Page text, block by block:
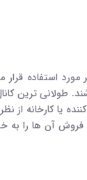
استفاده قرار
طولانی ترین
یا کارخانه از
آن ها را به